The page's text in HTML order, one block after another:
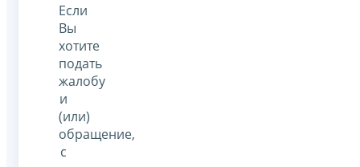
Если
Вы
хотите
подать
жалобу
и
(или)
обращение,
с